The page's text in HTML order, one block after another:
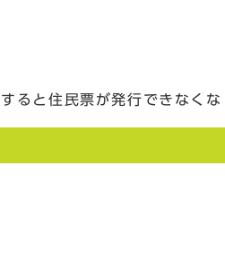
と住民票が発行できなくな